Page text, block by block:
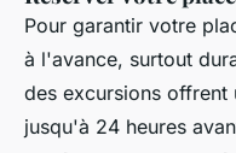
Pour garantir votre
à l'avance, surtout
des excursions offrent
jusqu'à 24 heures